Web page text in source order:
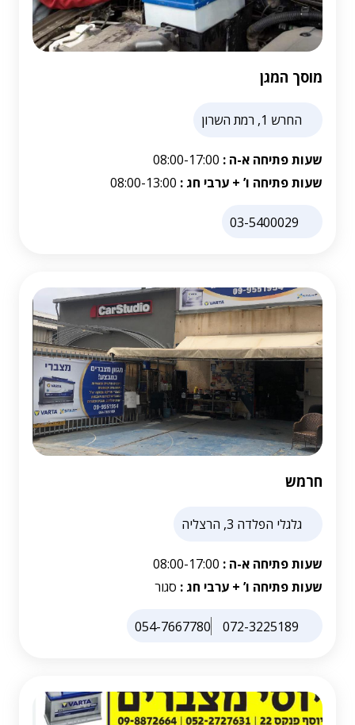
מוסך המגן
החרש 1, רמת השרון
שעות פתיחה א-ה : 08:00-17:00
שעות פתיחה ו’ + ערבי חג : 08:00-13:00
03-5400029
חרמש
גלגלי הפלדה 3, הרצליה
שעות פתיחה א-ה : 08:00-17:00
שעות פתיחה ו’ + ערבי חג : סגור
072-3225189
054-7667780